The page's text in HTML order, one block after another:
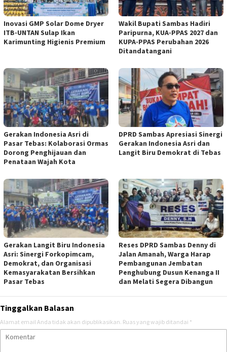
Inovasi GMP Solar Dome Dryer
ITB-UNTAN Sulap Ikan
Karimunting Higienis Premium
Wakil Bupati Sambas Hadiri
Paripurna, KUA-PPAS 2027 dan
KUPA-PPAS Perubahan 2026
Ditandatangani
Gerakan Indonesia Asri di
Pasar Tebas: Kolaborasi Ormas
Dorong Penghijauan dan
Penataan Wajah Kota
DPRD Sambas Apresiasi Sinergi
Gerakan Indonesia Asri dan
Langit Biru Demokrat di Tebas
Gerakan Langit Biru Indonesia
Asri: Sinergi Forkopimcam,
Demokrat, dan Organisasi
Kemasyarakatan Bersihkan
Pasar Tebas
Reses DPRD Sambas Denny di
Jalan Amanah, Warga Harap
Pembangunan Jembatan
Penghubung Dusun Kenanga II
dan Melati Segera Dibangun
Tinggalkan Balasan
Alamat email Anda tidak akan dipublikasikan. Ruas yang wajib ditandai *